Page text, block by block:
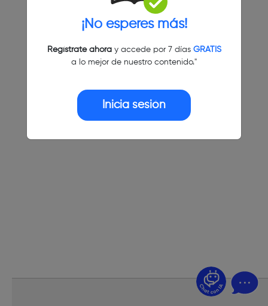
¡No esperes más!
Regístrate ahoray accede por 7 días GRATIS
a lo mejor de nuestro contenido."
Inicia sesión